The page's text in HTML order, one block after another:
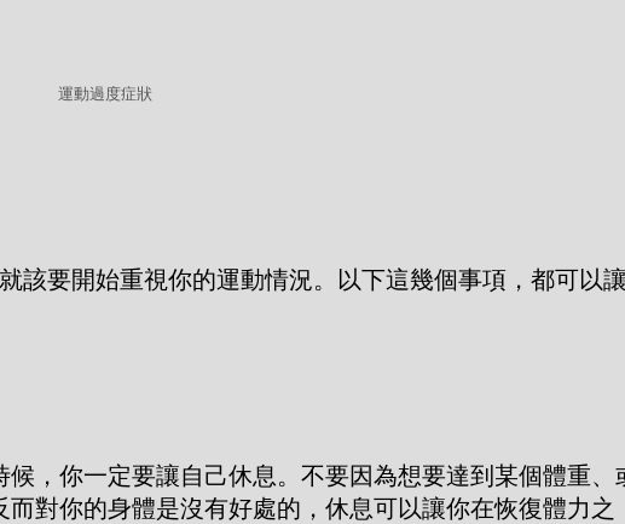
運動過度症狀
該要開始重視你的運動情況。以下這幾個事項，都可以
，你一定要讓自己休息。不要因為想要達到某個體重、
對你的身體是沒有好處的，休息可以讓你在恢復體力之